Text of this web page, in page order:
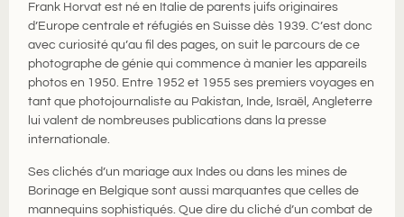
Frank Horvat est né en Italie de parents juifs originaires
d’Europe centrale et réfugiés en Suisse dès 1939. C’est donc
avec curiosité qu’au fil des pages, on suit le parcours de ce
photographe de génie qui commence à manier les appareils
photos en 1950. Entre 1952 et 1955 ses premiers voyages en
tant que photojournaliste au Pakistan, Inde, Israël, Angleterre
lui valent de nombreuses publications dans la presse
internationale.
Ses clichés d’un mariage aux Indes ou dans les mines de
Borinage en Belgique sont aussi marquantes que celles de
mannequins sophistiqués. Que dire du cliché d’un combat de